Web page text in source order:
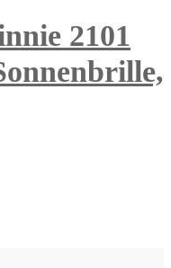
2101